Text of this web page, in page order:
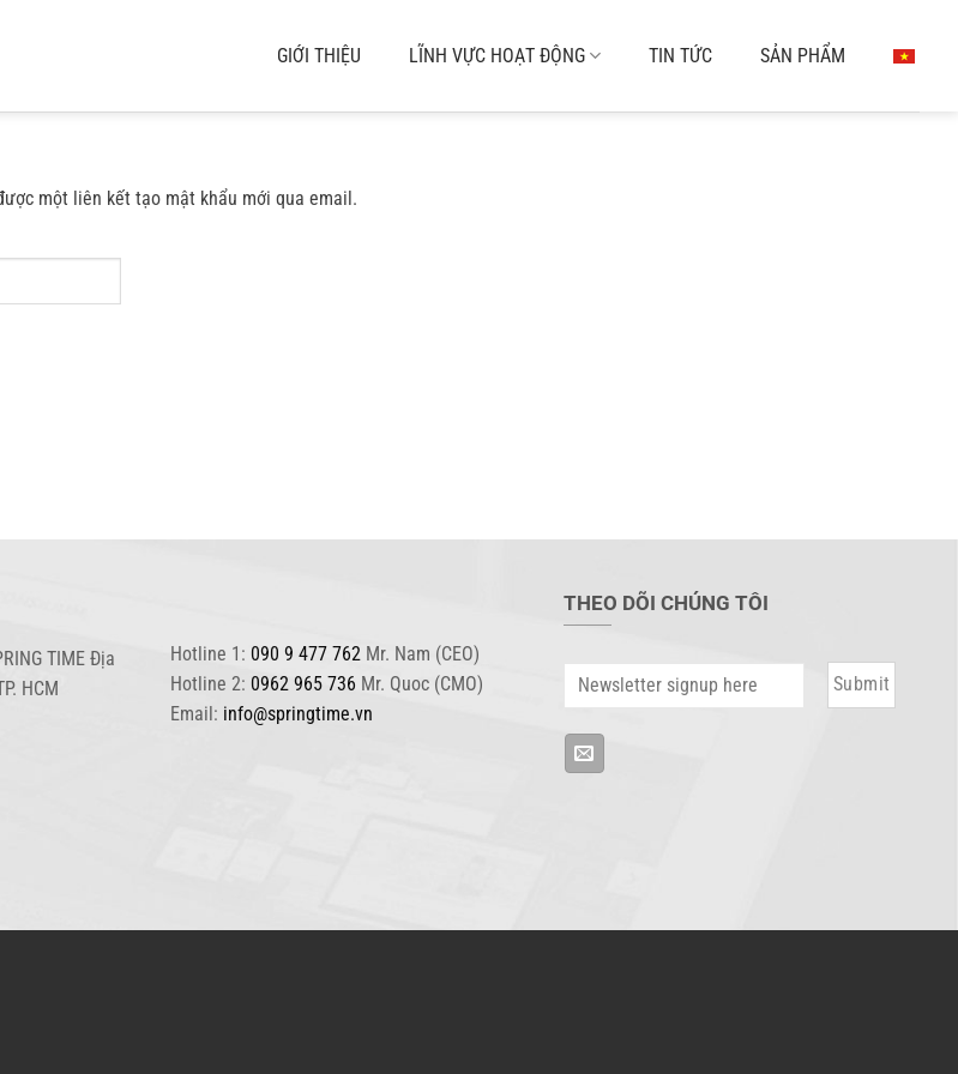
GIỚI THIỆU LĨNH VỰC HOẠT ĐỘNG TIN TỨC SẢN PHẨM
một liên kết tạo mật khẩu mới qua email.
TIME Địa
HCM
Hotline 1: 090 9 477 762 Mr. Nam (CEO)
Hotline 2: 0962 965 736 Mr. Quoc (CMO)
Email: info@springtime.vn
THEO DÕI CHÚNG TÔI